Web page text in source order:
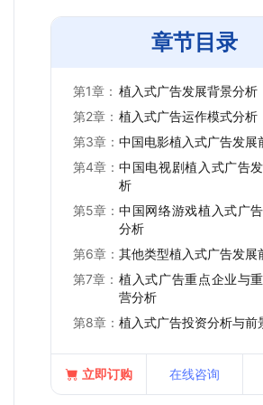
章节目录
第1章： 植入式广告发展背景分析
第2章： 植入式广告运作模式分析
第3章： 中国电影植入式广告发展
第4章： 中国电视剧植入式广告
析
第5章： 中国网络游戏植入式广
分析
第6章： 其他类型植入式广告发展
第7章： 植入式广告重点企业与
营分析
第8章： 植入式广告投资分析与前
立即订购 在线咨询